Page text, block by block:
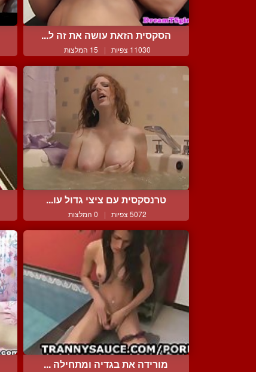
הסקסית הזאת עושה את זה ל...
11030 צפיות | 15 המלצות
טרנסקסית עם ציצי גדול עו...
5072 צפיות | 0 המלצות
מורידה את בגדיה ומתחילה ...